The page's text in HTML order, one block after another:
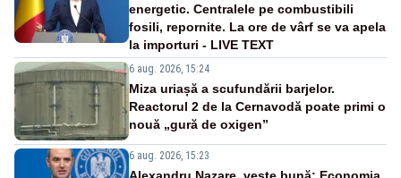
energetic. Centralele pe combustibili
fosili, repornite. La ore de vârf se va apela
la importuri - LIVE TEXT
6 aug. 2026, 15:24
Miza uriașă a scufundării barjelor.
Reactorul 2 de la Cernavodă poate primi o
nouă „gură de oxigen”
6 aug. 2026, 15:23
Alexandru Nazare, veste bună: Economia